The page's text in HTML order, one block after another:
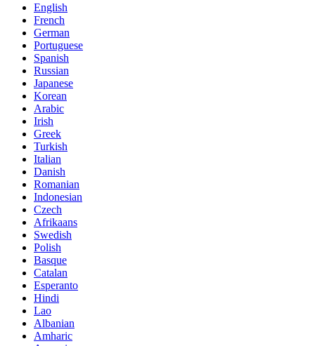
English
French
German
Portuguese
Spanish
Russian
Japanese
Korean
Arabic
Irish
Greek
Turkish
Italian
Danish
Romanian
Indonesian
Czech
Afrikaans
Swedish
Polish
Basque
Catalan
Esperanto
Hindi
Lao
Albanian
Amharic